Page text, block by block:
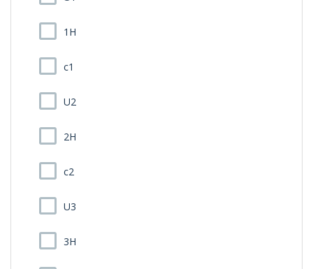
1H
c1
U2
2H
c2
U3
3H